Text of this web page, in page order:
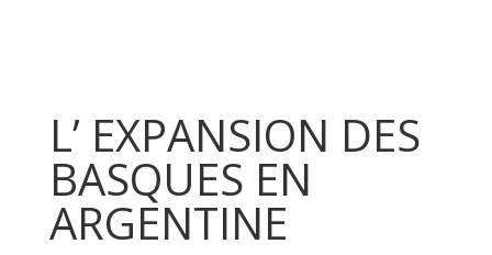
L’ EXPANSION DES
BASQUES EN
ARGENTINE